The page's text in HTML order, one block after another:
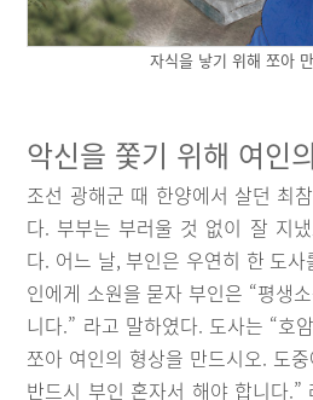
자식을 낳기 위해 쪼아
악신을 쫓기 위해 여인
조선 광해군 때 한양에서 살던 최
다. 부부는 부러울 것 없이 잘 지
다. 어느 날, 부인은 우연히 한 도
인에게 소원을 묻자 부인은 “평생
니다.” 라고 말하였다. 도사는 “호
쪼아 여인의 형상을 만드시오. 도
반드시 부인 혼자서 해야 합니다.”